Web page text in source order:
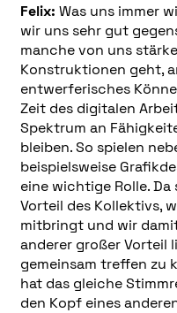
Felix: Was uns immer
wir uns sehr gut
manche von uns
Konstruktionen geht,
entwerferisches
Zeit des digitalen
Spektrum an
bleiben. So spielen
beispielsweise
eine wichtige Rolle.
Vorteil des Kollektivs,
mitbringt und wir
anderer großer Vorteil
gemeinsam treffen zu
hat das gleiche
den Kopf eines